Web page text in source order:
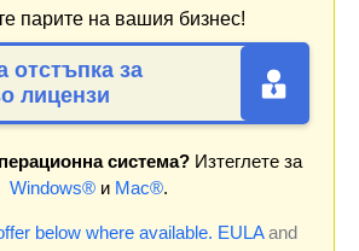
парите на вашия бизнес!
отстъпка за
лицензи
система?Изтеглете за
Windows®и Mac®.
below where available. EULAand